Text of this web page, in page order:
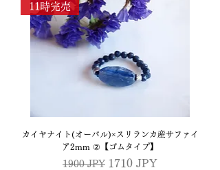
11時完売
カイヤナイト(オーバル)×スリランカ産サファイ
ア2mm ②【ゴムタイプ】
Precio
1900 JPY Precio de oferta
1710 JPY